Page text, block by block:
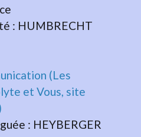
HUMBRECHT
(Les
et Vous, site
: HEYBERGER